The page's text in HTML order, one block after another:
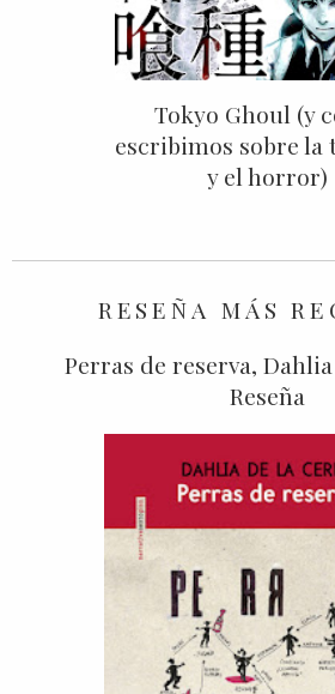
Tokyo Ghoul (y
escribimos sobre la
y el horror)
RESEÑA MÁS
Perras de reserva,
Reseña